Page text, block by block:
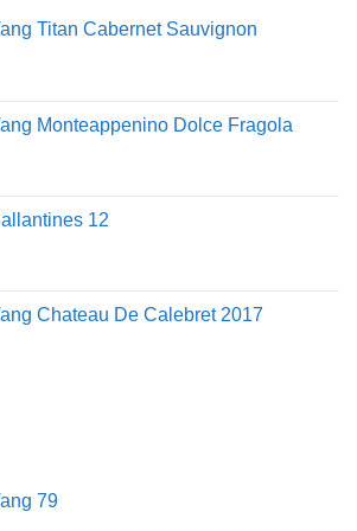
là triều đại của hòa bình và nghỉ ngơi.
ly rượu
kể trải nghiệm uống rượu của bạn.
Vang đỏ tốt nhất nên được đựng trong
rộng và ly to hơn.
rượu trắng nhỏ hơn ly rượu đỏ, hình
cho rượu lạnh trong một thời gian dài
có miệng rộng và thân dài. Rượu
độ cao tốt nhất được uống trong một ly
sủi bọt: Ly rượu vang sủi bọt hay
Titan Cabernet Sauvignon
Monteappenino Dolce Fragola
12
Chateau De Calebret 2017
79